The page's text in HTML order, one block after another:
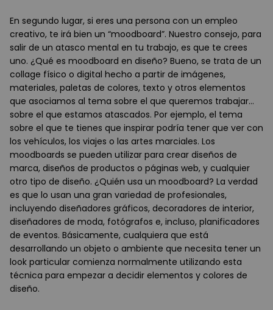
En segundo lugar, si eres una persona con un empleo
creativo, te irá bien un “moodboard”. Nuestro consejo, para
salir de un atasco mental en tu trabajo, es que te crees
uno. ¿Qué es moodboard en diseño? Bueno, se trata de un
collage físico o digital hecho a partir de imágenes,
materiales, paletas de colores, texto y otros elementos
que asociamos al tema sobre el que queremos trabajar...
sobre el que estamos atascados. Por ejemplo, el tema
sobre el que te tienes que inspirar podría tener que ver con
los vehículos, los viajes o las artes marciales. Los
moodboards se pueden utilizar para crear diseños de
marca, diseños de productos o páginas web, y cualquier
otro tipo de diseño. ¿Quién usa un moodboard? La verdad
es que lo usan una gran variedad de profesionales,
incluyendo diseñadores gráficos, decoradores de interior,
diseñadores de moda, fotógrafos e, incluso, planificadores
de eventos. Básicamente, cualquiera que está
desarrollando un objeto o ambiente que necesita tener un
look particular comienza normalmente utilizando esta
técnica para empezar a decidir elementos y colores de
diseño.